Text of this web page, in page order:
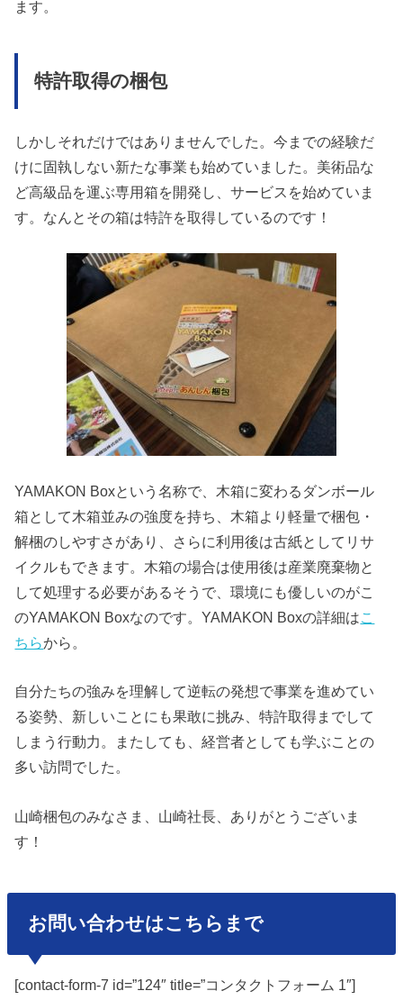
ます。
特許取得の梱包
しかしそれだけではありませんでした。今までの経験だ
けに固執しない新たな事業も始めていました。美術品な
ど高級品を運ぶ専用箱を開発し、サービスを始めていま
す。なんとその箱は特許を取得しているのです！
YAMAKON Boxという名称で、木箱に変わるダンボール
箱として木箱並みの強度を持ち、木箱より軽量で梱包・
解梱のしやすさがあり、さらに利用後は古紙としてリサ
イクルもできます。木箱の場合は使用後は産業廃棄物と
して処理する必要があるそうで、環境にも優しいのがこ
のYAMAKON Boxなのです。YAMAKON Boxの詳細はこ
ちらから。
自分たちの強みを理解して逆転の発想で事業を進めてい
る姿勢、新しいことにも果敢に挑み、特許取得までして
しまう行動力。またしても、経営者としても学ぶことの
多い訪問でした。
山崎梱包のみなさま、山崎社長、ありがとうございま
す！
お問い合わせはこちらまで
[contact-form-7 id=”124″ title=”コンタクトフォーム 1″]